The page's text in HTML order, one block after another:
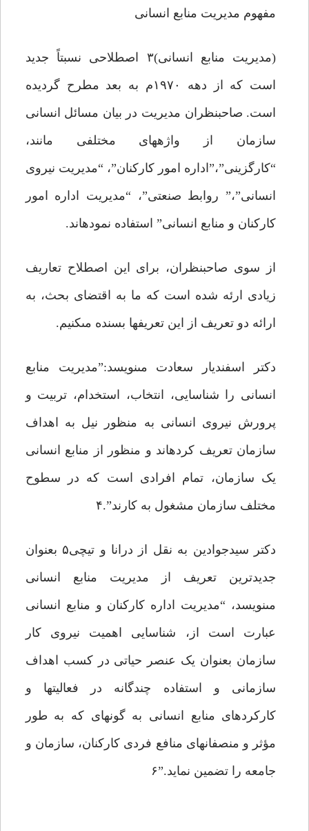
مفهوم مدیریت منابع انسانى
(مدیریت منابع انسانى)۳ اصطلاحى نسبتاً جدید
است که از دهه ۱۹۷۰م به بعد مطرح گردیده
است. صاحب‏نظران مدیریت در بیان مسائل انسانى
سازمان از واژه‏هاى مختلفى مانند،
“کارگزینى”،”اداره امور کارکنان”، “مدیریت نیروى
انسانى”،” روابط صنعتى”، “مدیریت اداره امور
کارکنان و منابع انسانى” استفاده نموده‏اند.
از سوى صاحب‏نظران، براى این اصطلاح تعاریف
زیادى ارئه شده است که ما به اقتضاى بحث، به
ارائه دو تعریف از این تعریف‏ها بسنده مى‏کنیم.
دکتر اسفندیار سعادت مى‏نویسد:”مدیریت منابع
انسانى را شناسایى، انتخاب، استخدام، تربیت و
پرورش نیروى انسانى به منظور نیل به اهداف
سازمان تعریف کرده‏اند و منظور از منابع انسانى
یک سازمان، تمام افرادى است که در سطوح
مختلف سازمان مشغول به کارند”.۴
دکتر سیدجوادین به نقل از درانا و تیچى۵ بعنوان
جدیدترین تعریف از مدیریت منابع انسانى
مى‏نویسد، “مدیریت اداره کارکنان و منابع انسانى
عبارت است از، شناسایى اهمیت نیروى کار
سازمان بعنوان یک عنصر حیاتى در کسب اهداف
سازمانى و استفاده چندگانه در فعالیت‏ها و
کارکردهاى منابع انسانى به گونه‏اى که به طور
مؤثر و منصفانه‏اى منافع فردى کارکنان، سازمان و
جامعه را تضمین نماید.”۶